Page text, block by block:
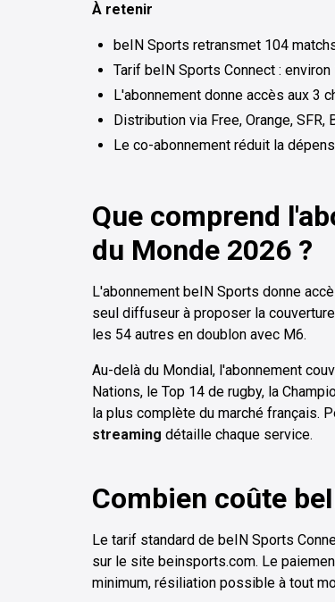
À retenir
beIN Sports retransmet 104
Tarif beIN Sports Connect :
L'abonnement donne accès aux 3
Distribution via Free, Orange,
Le co-abonnement réduit la
Que comprend
du Monde 2026 ?
L'abonnement beIN Sports donne
seul diffuseur à proposer la
les 54 autres en doublon avec M6.
Au-delà du Mondial, l'abonnement
Nations, le Top 14 de rugby, la
la plus complète du marché français.
streaming détaille chaque service.
Combien coûte
Le tarif standard de beIN Sports
sur le site beinsports.com. Le
minimum, résiliation possible à tout